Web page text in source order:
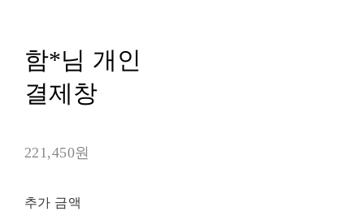
함*님 개인
결제창
221,450원
추가 금액